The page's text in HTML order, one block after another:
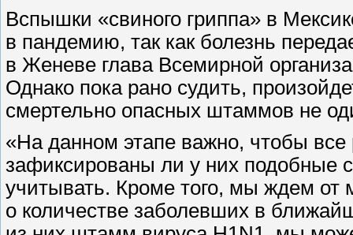
Вспышки «свиного гриппа» в
в пандемию, так как болезнь
в Женеве глава Всемирной
Однако пока рано судить,
смертельно опасных штаммов не
«На данном этапе важно, чтобы
зафиксированы ли у них подобные
учитывать. Кроме того, мы ждем от
о количестве заболевших в